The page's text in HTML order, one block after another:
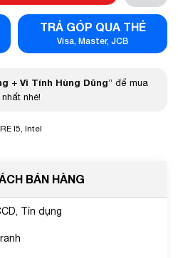
TRẢ GÓP QUA THẺ
Visa, Master, JCB
+ Vi Tính Hùng Dũng” để mua
nhé!
I5, Intel
BÁN HÀNG
Tín dụng